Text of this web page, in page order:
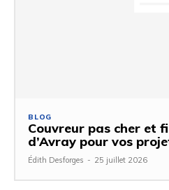
BLOG
Couvreur pas cher et
d’Avray pour vos
Édith Desforges - 25 juillet 2026